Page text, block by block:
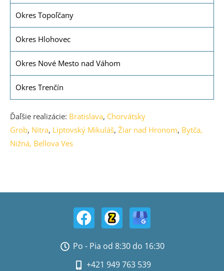
Okres Topoľčany
Okres Hlohovec
Okres Nové Mesto nad Váhom
Okres Trenčín
Ďaľšie realizácie: Bratislava, Chorvátsky
Grob, Nitra, Liptovský Mikuláš, Žiar nad Hronom, Bytča,
Nižná, Bellova Ves
Po - Pia od 8:30 do 16:30
+421 949 763 539